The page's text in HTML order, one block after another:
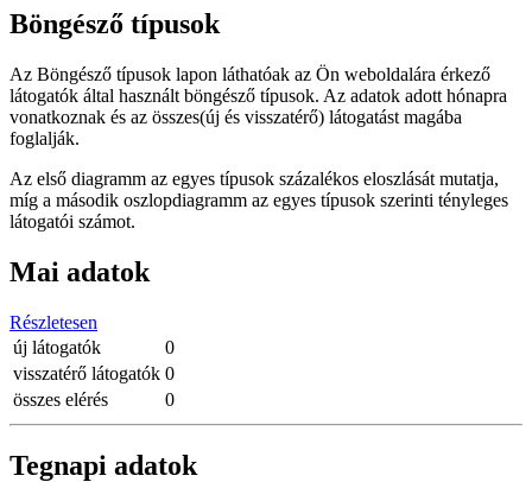
Böngésző típusok
Az Böngésző típusok lapon láthatóak az Ön weboldalára érkező
látogatók által használt böngésző típusok. Az adatok adott hónapra
vonatkoznak és az összes(új és visszatérő) látogatást magába
foglalják.
Az első diagramm az egyes típusok százalékos eloszlását mutatja,
míg a második oszlopdiagramm az egyes típusok szerinti tényleges
látogatói számot.
Mai adatok
Részletesen
új látogatók
0
visszatérő látogatók 0
összes elérés
0
Tegnapi adatok